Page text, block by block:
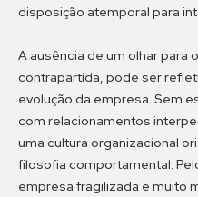
disposição atemporal para
A ausência de um olhar para
contrapartida, pode ser
evolução da empresa. Sem
com relacionamentos
uma cultura organizacional
filosofia comportamental.
empresa fragilizada e muito